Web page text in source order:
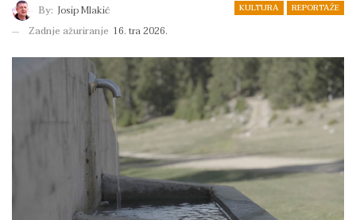
KULTURA REPORTAŽE
By: Josip Mlakić
Zadnje ažuriranje 16. tra 2026.